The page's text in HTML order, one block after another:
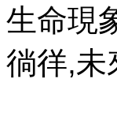
生命現
徜徉,未